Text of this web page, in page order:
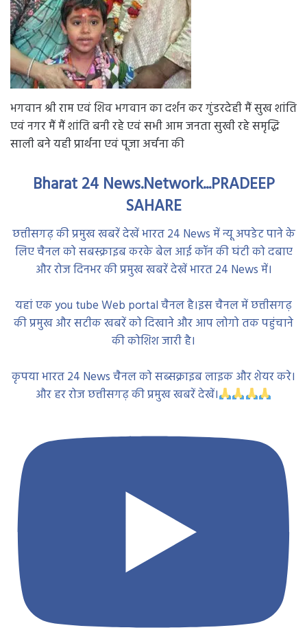
भगवान श्री राम एवं शिव भगवान का दर्शन कर गुंडरदेही मैं सुख शांति
एवं नगर मैं मैं शांति बनी रहे एवं सभी आम जनता सुखी रहे समृद्धि
साली बने यही प्रार्थना एवं पूजा अर्चना की
Bharat 24 News.Network...PRADEEP
SAHARE
छत्तीसगढ़ की प्रमुख खबरें देखें भारत 24 News में न्यू अपडेट पाने के
लिए चैनल को सबस्क्राइब करके बेल आई कॉन की घंटी को दबाए
और रोज दिनभर की प्रमुख खबरें देखें भारत 24 News में।
यहां एक you tube Web portal चैनल है।इस चैनल में छत्तीसगढ़
की प्रमुख और सटीक खबरें को दिखाने और आप लोगो तक पहुंचाने
की कोशिश जारी है।
कृपया भारत 24 News चैनल को सब्सक्राइब लाइक और शेयर करे।
और हर रोज छत्तीसगढ़ की प्रमुख खबरें देखें।